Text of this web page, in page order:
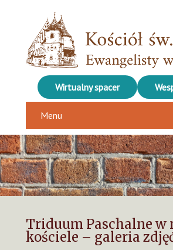
Wirtualny spacer
Menu
Triduum Paschalne w
kościele – galeria